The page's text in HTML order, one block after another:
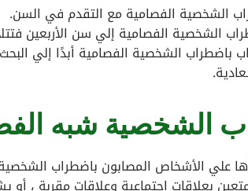
الشخصية الفصامية مع التقدم في السن.
الشخصية الفصامية إلي سن الأربعين
باضطراب الشخصية الفصامية أبدًا إلي
الشخصية شبه
علي الأشخاص المصابون باضطراب
بعلاقات اجتماعية وعلاقات مقربة ، أو